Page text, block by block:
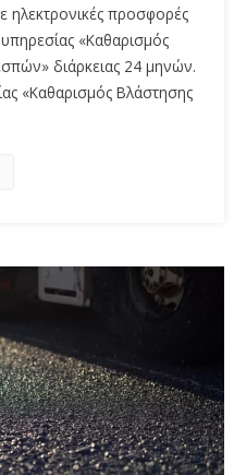
ηλεκτρονικές προσφορές
«Καθαρισμός
διάρκειας 24 μηνών.
«Καθαρισμός Βλάστησης